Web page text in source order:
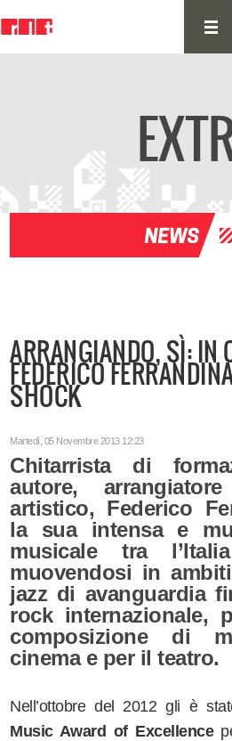
ARRANGIANDO, SÌ: IN
FEDERICO
SHOCK
Martedì, 05 Novembre 2013 12:23
Chitarrista di
autore,
artistico, Federico
la sua intensa e
musicale tra
muovendosi in
jazz di avanguardia
rock internazionale,
composizione di
cinema e per il teatro.
Nell’ottobre del 2012 gli è
Music Award of Excellence